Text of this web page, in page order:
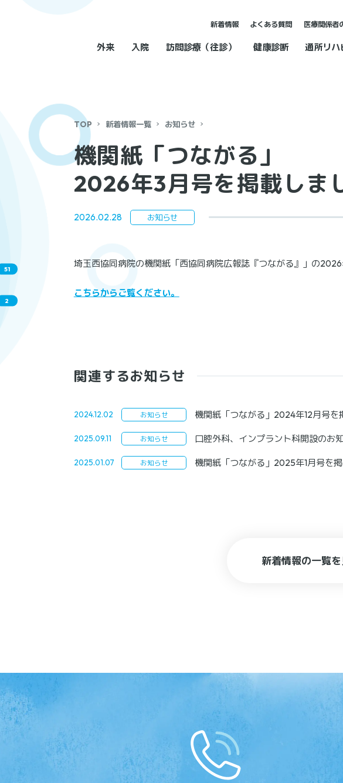
外来 入院 訪問診療（往診） 健康診断 通所リハ
新着情報 よくある質問 医療関係者
TOP 新着情報一覧 お知らせ
機関紙「つながる」
2026年3月号を掲載しま
2026.02.28 お知らせ
埼玉西協同病院の機関紙「西協同病院広報誌『つながる』」の
こちらからご覧ください。
関連するお知らせ
2024.12.02 お知らせ 機関紙「つながる」2024年12月号を
2025.09.11 お知らせ 口腔外科、インプラント科開設のお
2025.01.07 お知らせ 機関紙「つながる」2025年1月号を
新着情報の一覧
51
2